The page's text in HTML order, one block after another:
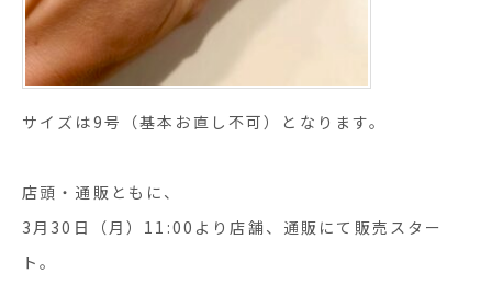
サイズは9号（基本お直し不可）となります。
店頭・通販ともに、
3月30日（月）11:00より店舗、通販にて販売スター
ト。